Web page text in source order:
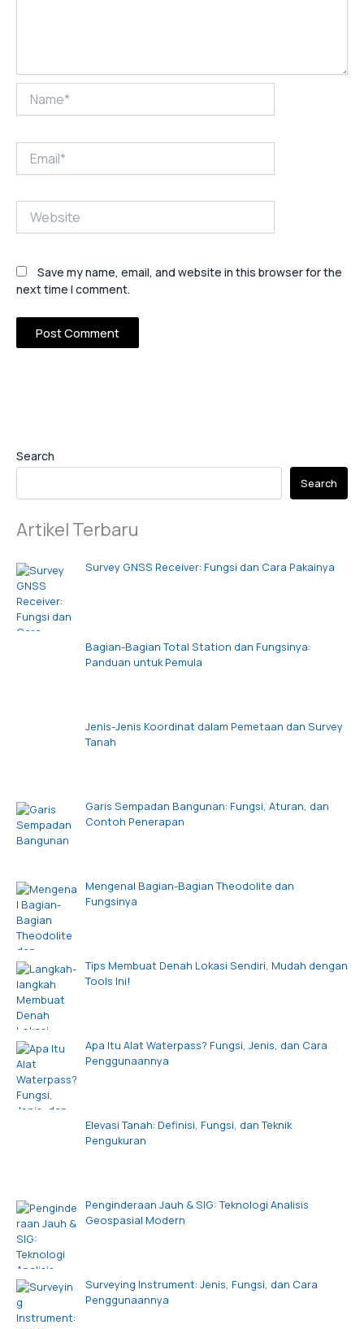
Search
Search
Artikel Terbaru
Survey GNSS Receiver: Fungsi dan Cara Pakainya
Bagian-Bagian Total Station dan Fungsinya:
Panduan untuk Pemula
Jenis-Jenis Koordinat dalam Pemetaan dan Survey
Tanah
Garis Sempadan Bangunan: Fungsi, Aturan, dan
Contoh Penerapan
Mengenal Bagian-Bagian Theodolite dan
Fungsinya
Tips Membuat Denah Lokasi Sendiri, Mudah dengan
Tools Ini!
Apa Itu Alat Waterpass? Fungsi, Jenis, dan Cara
Penggunaannya
Elevasi Tanah: Definisi, Fungsi, dan Teknik
Pengukuran
Penginderaan Jauh & SIG: Teknologi Analisis
Geospasial Modern
Surveying Instrument: Jenis, Fungsi, dan Cara
Penggunaannya
Save my name, email, and website in this browser for the
next time I comment.